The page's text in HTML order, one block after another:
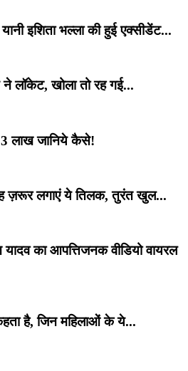
इशिता भल्ला की हुई एक्सीडेंट...
लॉकेट, खोला तो रह गई...
3 लाख जानिये कैसे!
ज़रूर लगाएं ये तिलक, तुरंत खुल...
का आपत्तिजनक वीडियो वायरल
है, जिन महिलाओं के ये...